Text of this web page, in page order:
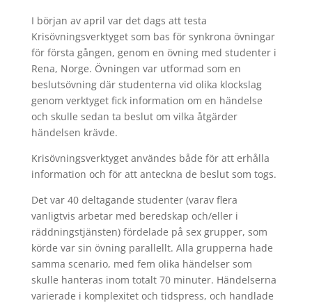
I början av april var det dags att testa
Krisövningsverktyget som bas för synkrona övningar
för första gången, genom en övning med studenter i
Rena, Norge. Övningen var utformad som en
beslutsövning där studenterna vid olika klockslag
genom verktyget fick information om en händelse
och skulle sedan ta beslut om vilka åtgärder
händelsen krävde.
Krisövningsverktyget användes både för att erhålla
information och för att anteckna de beslut som togs.
Det var 40 deltagande studenter (varav flera
vanligtvis arbetar med beredskap och/eller i
räddningstjänsten) fördelade på sex grupper, som
körde var sin övning parallellt. Alla grupperna hade
samma scenario, med fem olika händelser som
skulle hanteras inom totalt 70 minuter. Händelserna
varierade i komplexitet och tidspress, och handlade